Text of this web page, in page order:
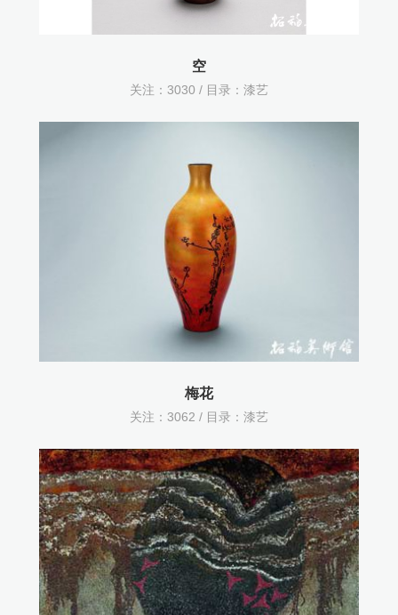
空
关注： 3030 / 目录： 漆艺
梅花
关注： 3062 / 目录： 漆艺